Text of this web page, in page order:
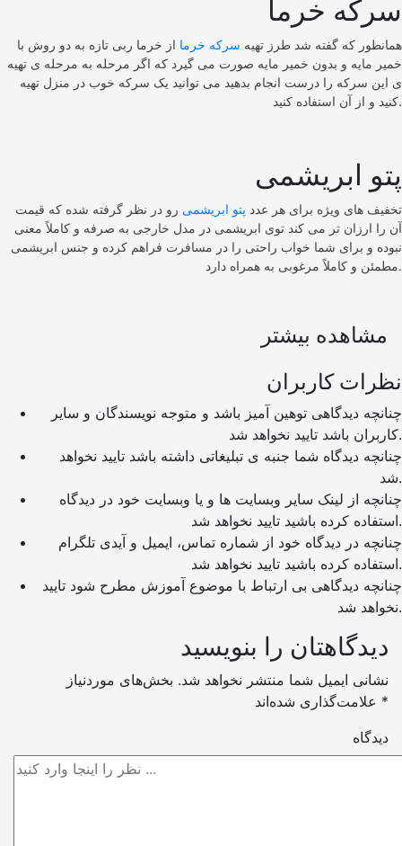
سرکه خرما
همانطور که گفته شد طرز تهیه سرکه خرما از خرما ربی تازه به دو روش با
خمیر مایه و بدون خمیر مایه صورت می گیرد که اگر مرحله به مرحله ی تهیه
ی این سرکه را درست انجام بدهید می توانید یک سرکه خوب در منزل تهیه
کنید و از آن استفاده کنید.
پتو ابریشمی
تخفیف های ویژه برای هر عدد پتو ابریشمی رو در نظر گرفته شده که قیمت
آن را ارزان تر می کند توی ابریشمی در مدل خارجی به صرفه و کاملاً معنی
نبوده و برای شما خواب راحتی را در مسافرت فراهم کرده و جنس ابریشمی
مطمئن و کاملاً مرغوبی به همراه دارد.
مشاهده بیشتر
نظرات کاربران
کاربران باشد تایید نخواهد شد.
شد.
استفاده کرده باشید تایید نخواهد شد.
استفاده کرده باشید تایید نخواهد شد.
چنانچه دیدگاهی بی ارتباط با موضوع آموزش مطرح شود تایید
نخواهد شد.
دیدگاهتان را بنویسید
نشانی ایمیل شما منتشر نخواهد شد. بخش‌های موردنیاز
*
دیدگاه